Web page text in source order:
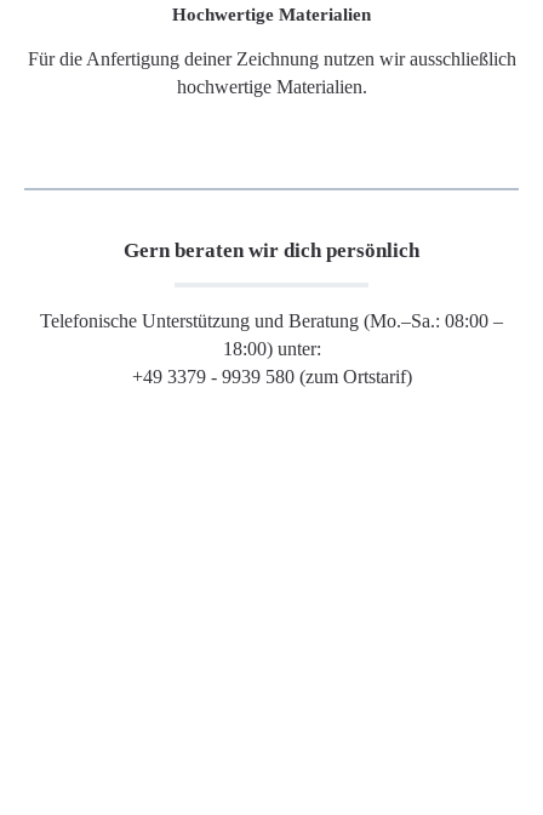
Hochwertige Materialien
Für die Anfertigung deiner Zeichnung nutzen wir ausschließlich
hochwertige Materialien.
Gern beraten wir dich persönlich
Telefonische Unterstützung und Beratung (Mo.–Sa.: 08:00 –
18:00) unter:
+49 3379 - 9939 580 (zum Ortstarif)